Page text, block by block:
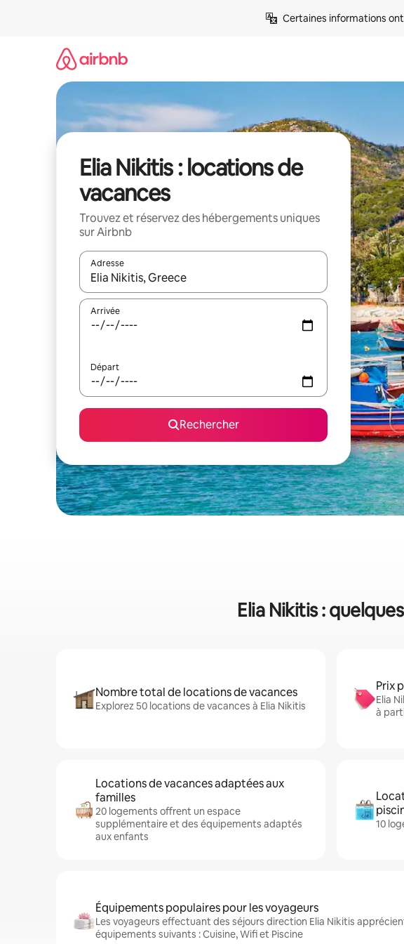
Certaines informations
Elia Nikitis : locations de
vacances
Trouvez et réservez des hébergements uniques
sur Airbnb
Adresse
Lorsque les résultats s'affichent, utilisez les flèches vers le haut et
Arrivée
Départ
Rechercher
Elia Nikitis :
Nombre total de locations de vacances
Explorez 50 locations de vacances à Elia Nikitis
Prix
Elia
à
Locations de vacances adaptées aux
familles
20 logements offrent un espace
supplémentaire et des équipements adaptés
aux enfants
10
Équipements populaires pour les voyageurs
Les voyageurs effectuant des séjours direction Elia Nikitis
équipements suivants : Cuisine, Wifi et Piscine